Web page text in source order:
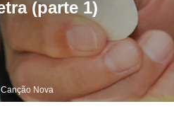
(parte 1)
Nova